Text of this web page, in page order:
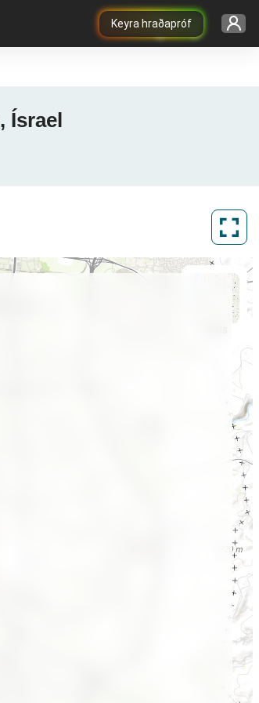
Keyra hraðapróf
3G / 4G / 5G útbreiðslukort í Holon, נפת תל אביב, מחוז תל אביב, Ísrael